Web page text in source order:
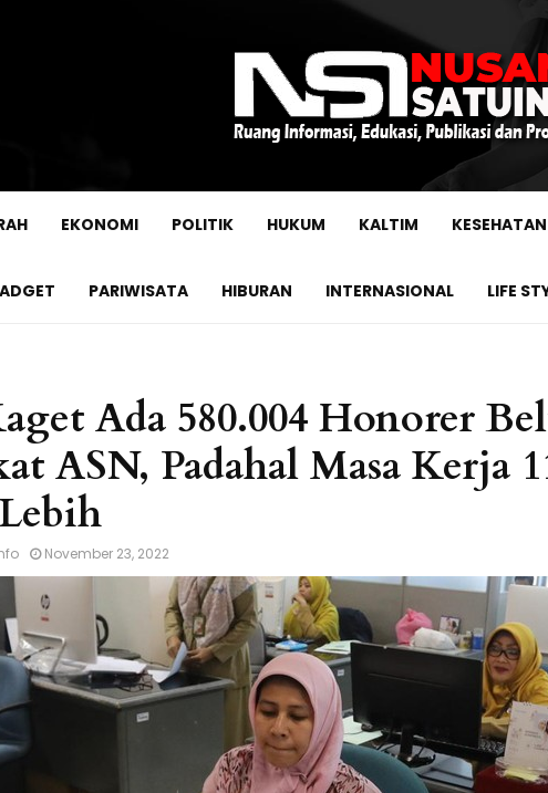
EKONOMI POLITIK HUKUM KALTIM KESEHATAN
PARIWISATA HIBURAN INTERNASIONAL LIFE
Ada 580.004 Honorer
ASN, Padahal Masa Kerja
November 23, 2022